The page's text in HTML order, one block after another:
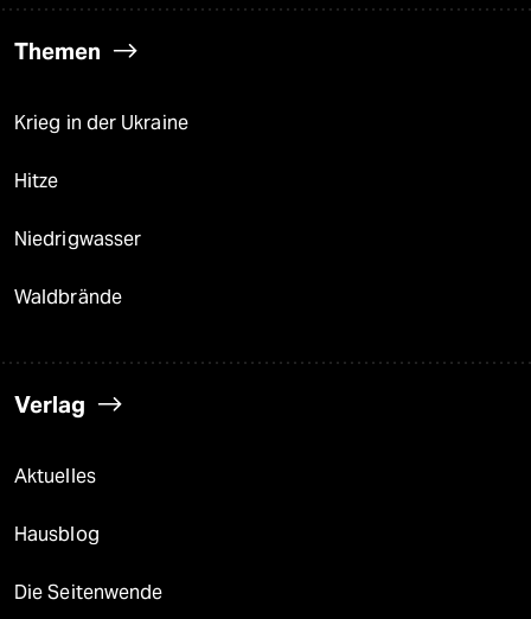
Themen
Krieg in der Ukraine
Hitze
Niedrigwasser
Waldbrände
Verlag
Aktuelles
Hausblog
Die Seitenwende